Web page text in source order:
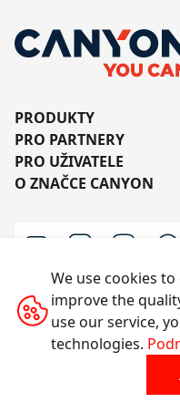
PRODUKTY
PRO PARTNERY
PRO UŽIVATELE
O ZNAČCE CANYON
Všechna práva
We use cookies
improve the
use our service,
technologies.